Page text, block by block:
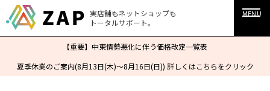
実店舗もネットショップも
トータルサポート。
MENU
【重要】中東情勢悪化に伴う価格改定一覧表
夏季休業のご案内(8月13日(木)～8月16日(日)) 詳しくはこちらをクリック